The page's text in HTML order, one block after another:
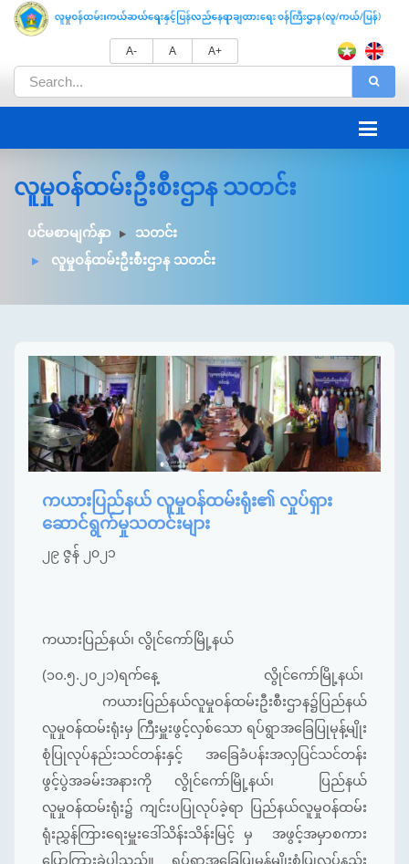
A- A A+
လူမှုဝန်ထမ်းဦးစီးဌာန သတင်း
ပင်မစာမျက်နှာ
သတင်း
လူမှုဝန်ထမ်းဦးစီးဌာန သတင်း
ကယားပြည်နယ် လူမှုဝန်ထမ်းရုံး၏ လှုပ်ရှား
ဆောင်ရွက်မှုသတင်းများ
၂၉ ဇွန် ၂၀၂၁
ကယားပြည်နယ်၊ လွိုင်ကော်မြို့နယ်
(၁၀.၅.၂၀၂၁)ရက်နေ့ လွိုင်ကော်မြို့နယ်၊
ကယားပြည်နယ်လူမှုဝန်ထမ်းဦးစီးဌာန၌ပြည်နယ်
လူမှုဝန်ထမ်းရုံးမှ ကြီးမှူးဖွင့်လှစ်သော ရပ်ရွာအခြေပြုမုန့်မျိုး
စုံပြုလုပ်နည်းသင်တန်းနှင့် အခြေခံပန်းအလှပြင်သင်တန်း
ဖွင့်ပွဲအခမ်းအနားကို လွိုင်ကော်မြို့နယ်၊ ပြည်နယ်
လူမှုဝန်ထမ်းရုံး၌ ကျင်းပပြုလုပ်ခဲ့ရာ ပြည်နယ်လူမှုဝန်ထမ်း
ရုံးညွှန်ကြားရေးမှူးဒေါ်သိန်းသိန်းမြင့် မှ အဖွင့်အမှာစကား
ပြောကြားခဲ့ပါသည်။ ရပ်ရွာအခြေပြုမုန့်မျိုးစုံပြုလုပ်နည်း